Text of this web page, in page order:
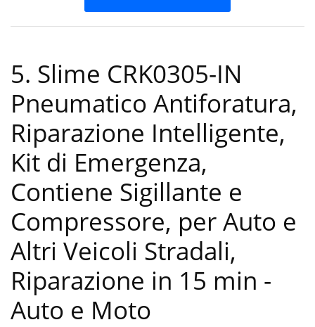
5. Slime CRK0305-IN
Pneumatico Antiforatura,
Riparazione Intelligente,
Kit di Emergenza,
Contiene Sigillante e
Compressore, per Auto e
Altri Veicoli Stradali,
Riparazione in 15 min -
Auto e Moto